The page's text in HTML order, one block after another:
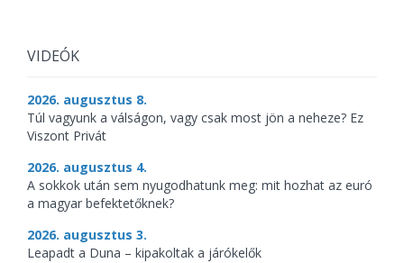
VIDEÓK
2026. augusztus 8.
Túl vagyunk a válságon, vagy csak most jön a neheze? Ez
Viszont Privát
2026. augusztus 4.
A sokkok után sem nyugodhatunk meg: mit hozhat az euró
a magyar befektetőknek?
2026. augusztus 3.
Leapadt a Duna – kipakoltak a járókelők